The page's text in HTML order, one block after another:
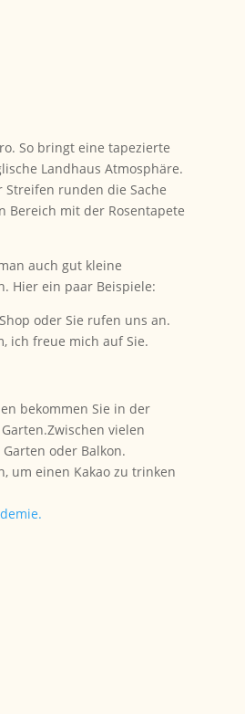
So bringt eine tapezierte
Landhaus Atmosphäre.
Streifen runden die Sache
Bereich mit der Rosentapete
auch gut kleine
Hier ein paar Beispiele:
oder Sie rufen uns an.
ich freue mich auf Sie.
bekommen Sie in der
vielen
oder Balkon.
um einen Kakao zu trinken